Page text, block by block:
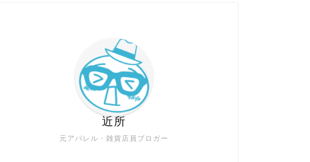
元アパレル・雑貨店員ブロガー
近所